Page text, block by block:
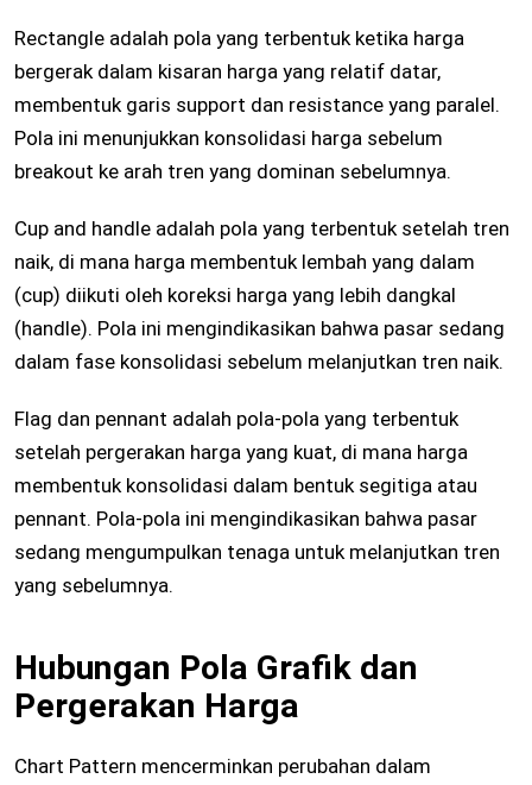
Rectangle adalah pola yang terbentuk ketika harga
bergerak dalam kisaran harga yang relatif datar,
membentuk garis support dan resistance yang paralel.
Pola ini menunjukkan konsolidasi harga sebelum
breakout ke arah tren yang dominan sebelumnya.
Cup and handle adalah pola yang terbentuk setelah tren
naik, di mana harga membentuk lembah yang dalam
(cup) diikuti oleh koreksi harga yang lebih dangkal
(handle). Pola ini mengindikasikan bahwa pasar sedang
dalam fase konsolidasi sebelum melanjutkan tren naik.
Flag dan pennant adalah pola-pola yang terbentuk
setelah pergerakan harga yang kuat, di mana harga
membentuk konsolidasi dalam bentuk segitiga atau
pennant. Pola-pola ini mengindikasikan bahwa pasar
sedang mengumpulkan tenaga untuk melanjutkan tren
yang sebelumnya.
Hubungan Pola Grafik dan
Pergerakan Harga
Chart Pattern mencerminkan perubahan dalam